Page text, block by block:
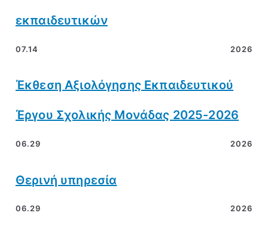
εκπαιδευτικών
07.14 2026
Έκθεση Αξιολόγησης Εκπαιδευτικού
Έργου Σχολικής Μονάδας 2025-2026
06.29 2026
Θερινή υπηρεσία
06.29 2026